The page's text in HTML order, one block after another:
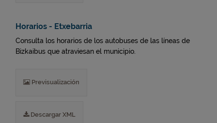
Horarios - Etxebarria
Consulta los horarios de los autobuses de las líneas de
Bizkaibus que atraviesan el municipio.
Previsualización
Descargar XML